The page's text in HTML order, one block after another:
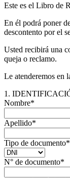
Este es el Libro de
En él podrá poner
descontento por el
Usted recibirá una
queja o reclamo.
Le atenderemos en
1.
Nombre*
Apellido*
Tipo de documento*
N° de documento*